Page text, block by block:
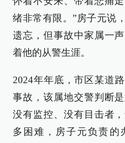
绪非常有限。”房子元说
遗忘，但事故中家属一
着他的从警生涯。
2024年年底，市区某道
事故，该属地交警判断
没有监控、没有目击者
多困难，房子元负责的